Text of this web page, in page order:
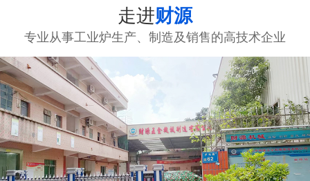
走进财源
专业从事工业炉生产、制造及销售的高技术企业